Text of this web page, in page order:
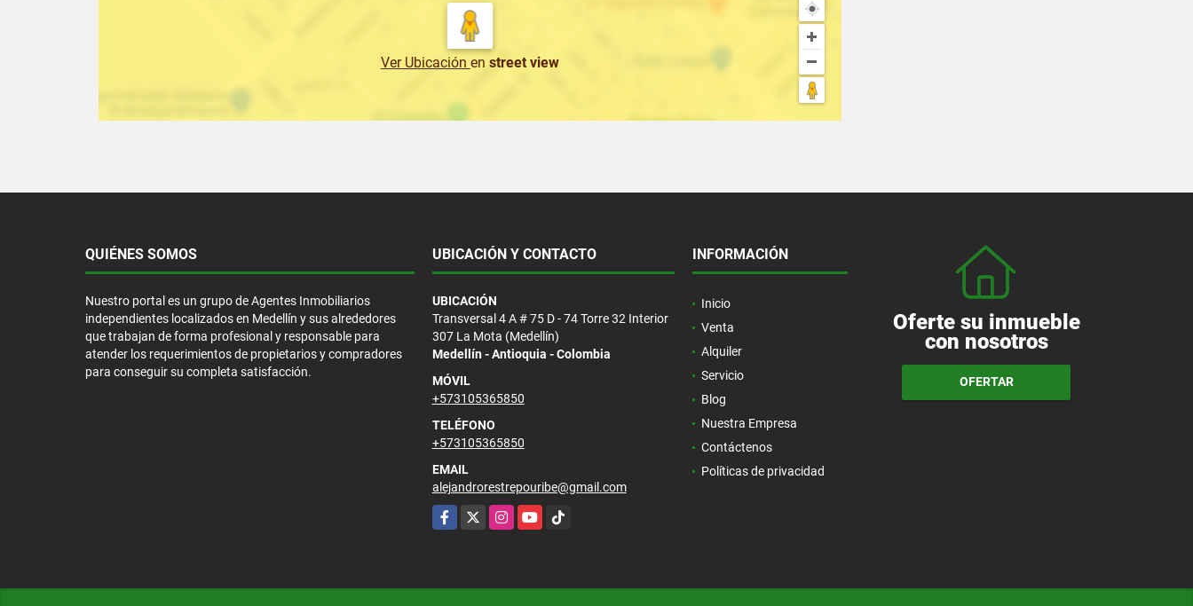
Ver Ubicación en street view
QUIÉNES SOMOS
Nuestro portal es un grupo de Agentes Inmobiliarios
independientes localizados en Medellín y sus alrededores
que trabajan de forma profesional y responsable para
atender los requerimientos de propietarios y compradores
para conseguir su completa satisfacción.
UBICACIÓN Y CONTACTO
UBICACIÓN
Transversal 4 A # 75 D - 74 Torre 32 Interior
307 La Mota (Medellín)
Medellín - Antioquia - Colombia
MÓVIL
+573105365850
TELÉFONO
+573105365850
EMAIL
alejandrorestrepouribe@gmail.com
Facebook
X InstagramYouTubeTikTok
INFORMACIÓN
Inicio
Venta
Alquiler
Servicio
Blog
Nuestra Empresa
Contáctenos
Políticas de privacidad
Oferte su inmueble
con nosotros
OFERTAR